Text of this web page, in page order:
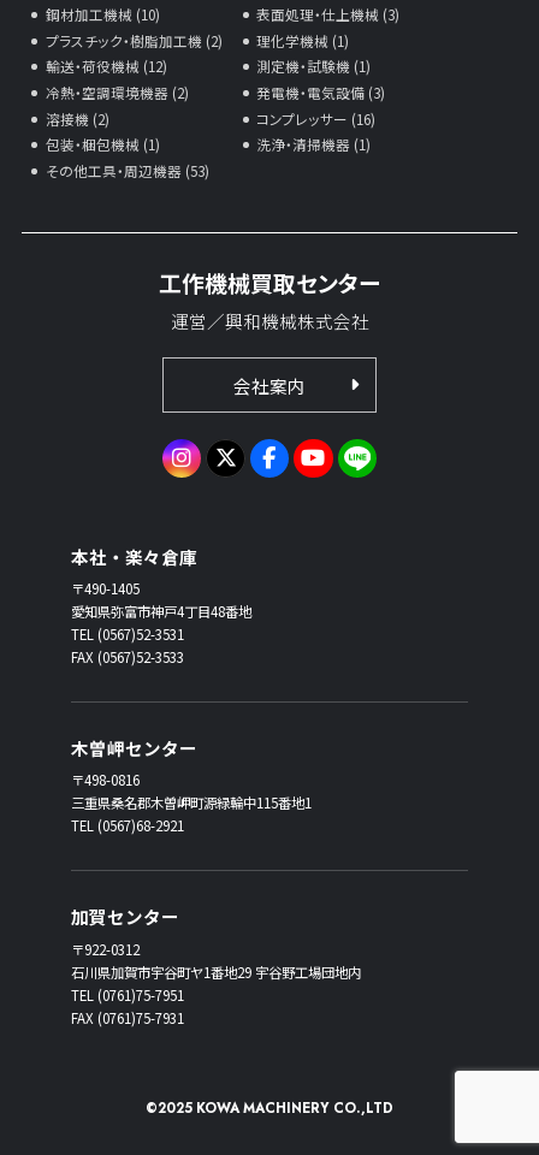
鋼材加工機械 (10)
表面処理・仕上機械 (3)
プラスチック・樹脂加工機 (2)
理化学機械 (1)
輸送・荷役機械 (12)
測定機・試験機 (1)
冷熱・空調環境機器 (2)
発電機・電気設備 (3)
溶接機 (2)
コンプレッサー (16)
包装・梱包機械 (1)
洗浄・清掃機器 (1)
その他工具・周辺機器 (53)
工作機械買取センター
運営／興和機械株式会社
会社案内
本社・楽々倉庫
〒490-1405
愛知県弥富市神戸4丁目48番地
TEL (0567)52-3531
FAX (0567)52-3533
木曽岬センター
〒498-0816
三重県桑名郡木曽岬町源緑輪中115番地1
TEL (0567)68-2921
加賀センター
〒922-0312
石川県加賀市宇谷町ヤ1番地29 宇谷野工場団地内
TEL (0761)75-7951
FAX (0761)75-7931
©2025 KOWA MACHINERY CO.,LTD